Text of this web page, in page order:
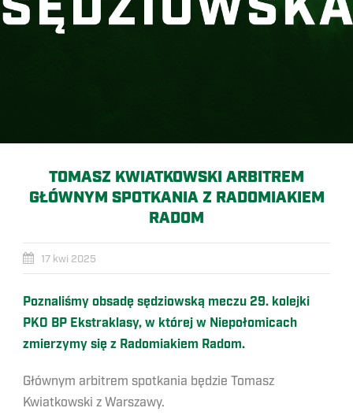
TOMASZ KWIATKOWSKI ARBITREM
GŁÓWNYM SPOTKANIA Z RADOMIAKIEM
RADOM
17 kwi 2025
Poznaliśmy obsadę sędziowską meczu 29. kolejki
PKO BP Ekstraklasy, w której w Niepołomicach
zmierzymy się z Radomiakiem Radom.
Głównym arbitrem spotkania będzie Tomasz
Kwiatkowski z Warszawy.